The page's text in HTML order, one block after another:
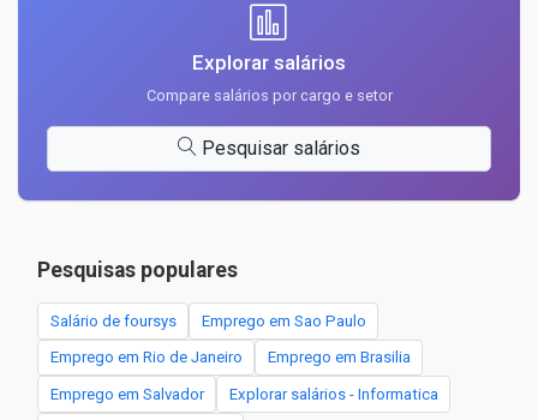
Explorar salários
Compare salários por cargo e setor
Pesquisar salários
Pesquisas populares
Salário de foursys Emprego em Sao Paulo
Emprego em Rio de Janeiro Emprego em Brasilia
Emprego em Salvador Explorar salários - Informatica